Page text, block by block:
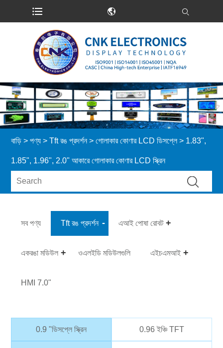
বাড়ি > পণ্য >Tft রঙ প্রদর্শন>গোলাকার কোণার LCD ডিসপ্লে> 1.83",
1.85", 1.96", 2.0" আকারে গোলাকার কোণার LCD স্ক্রিন
সব পণ্য Tft রঙ প্রদর্শন এআই পোষা রোবট
একরঙা মডিউল ওএলইডি মডিউলগুলি এইচএমআই
HMI 7.0"
0.9 "ডিসপ্লে স্ক্রিন 0.96 ইঞ্চি TFT